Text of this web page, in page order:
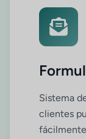
Sistema
clientes